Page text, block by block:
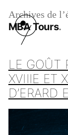
Archives de
MBA Tours
LE GOÛT
XVIIIE ET
D’ERARD